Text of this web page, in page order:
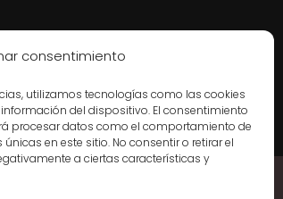
consentimiento
utilizamos tecnologías como las cookies
del dispositivo. El consentimiento
procesar datos como el comportamiento de
en este sitio. No consentir o retirar el
a ciertas características y